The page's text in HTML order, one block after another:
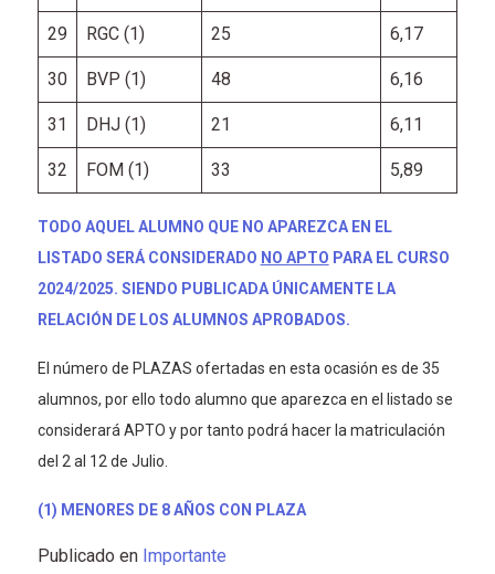
29 RGC (1) 25 6,17
30 BVP (1) 48 6,16
31 DHJ (1) 21 6,11
32 FOM (1) 33 5,89
TODO AQUEL ALUMNO QUE NO APAREZCA EN EL
LISTADO SERÁ CONSIDERADO NO APTO PARA EL CURSO
2024/2025. SIENDO PUBLICADA ÚNICAMENTE LA
RELACIÓN DE LOS ALUMNOS APROBADOS.
El número de PLAZAS ofertadas en esta ocasión es de 35
alumnos, por ello todo alumno que aparezca en el listado se
considerará APTO y por tanto podrá hacer la matriculación
del 2 al 12 de Julio.
(1) MENORES DE 8 AÑOS CON PLAZA
Publicado en Importante